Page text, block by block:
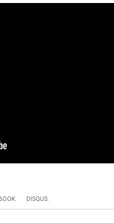
DISQUS: